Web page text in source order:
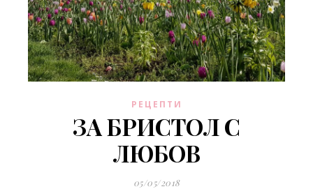
РЕЦЕПТИ
ЗА БРИСТОЛ С
ЛЮБОВ
05/05/2018